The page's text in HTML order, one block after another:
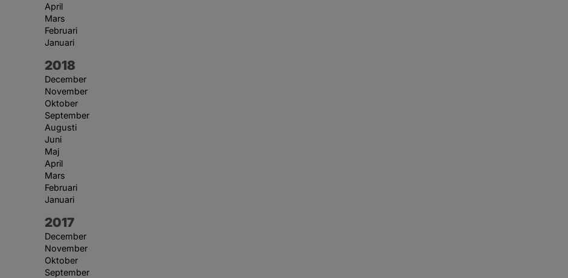
April
Mars
Februari
Januari
År:
2018
December
November
Oktober
September
Augusti
Juni
Maj
April
Mars
Februari
Januari
År:
2017
December
November
Oktober
September